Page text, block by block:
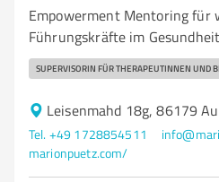
Empowerment Mentoring für
Führungskräfte im
SUPERVISORIN FÜR THERAPEUTINNEN UND
Leisenmahd 18g, 86179
Tel. +49 1728854511
marionpuetz.com/